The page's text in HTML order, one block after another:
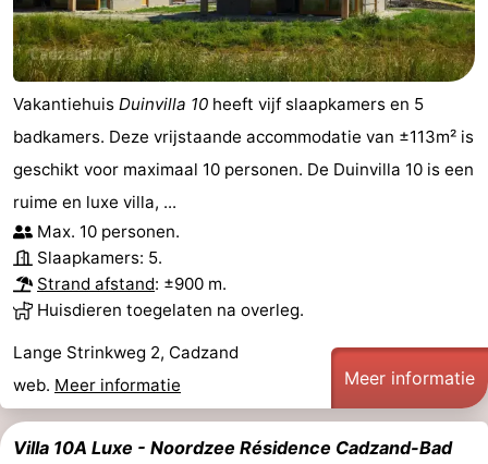
Résidence
Cadzand-
Bad
Resort
Nieuwvliet-
Bad
-
Schoneveld
-
Strand
Resort
Nieuwvliet-
Bad
-
Waterdunen
Zonneweelde
-
Zwinhoeve
Last
minutes
Strand
Zien
&
doen
Bezienswaardigheden
-
Vakantiehuis Duinvilla 10 heeft vijf slaapkamers en 5
badkamers. Deze vrijstaande accommodatie van ±113m² is
geschikt voor maximaal 10 personen. De Duinvilla 10 is een
ruime en luxe villa, ...
Max. 10 personen.
Slaapkamers: 5.
Strand afstand: ±900 m.
Huisdieren toegelaten na overleg.
Lange Strinkweg 2, Cadzand
web. Meer informatie Meer informatie
Villa 10A Luxe - Noordzee Résidence Cadzand-Bad